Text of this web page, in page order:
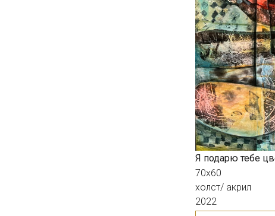
70х60
холст/ акрил
2022
Я подарю тебе
Выставки в YOLKA art
«Бре-ке-ке»